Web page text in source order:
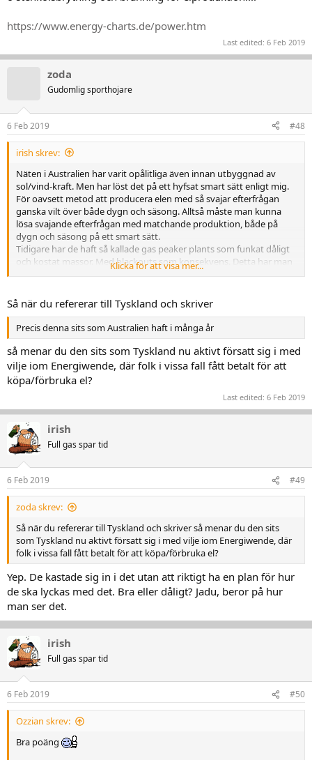
https://www.energy-charts.de/power.htm
Last edited: 6 Feb 2019
zoda
Gudomlig sporthojare
6 Feb 2019 #48
irish skrev:
Näten i Australien har varit opålitliga även innan utbyggnad av
sol/vind-kraft. Men har löst det på ett hyfsat smart sätt enligt mig.
För oavsett metod att producera elen med så svajar efterfrågan
ganska vilt över både dygn och säsong. Alltså måste man kunna
lösa svajande efterfrågan med matchande produktion, både på
dygn och säsong på ett smart sätt.
Tidigare har de haft så kallade gas peaker plants som funkat dåligt
och kostat massor. Med blackouts som konsekvens. Detta har man
reglerkraft. De har aldrig haft så stabilt nät innan och batteriet har
snart betalat sig självt i minskade utgifter till gaskraftverken.
Klicka för att visa mer...
Så när du refererar till Tyskland och skriver
Precis denna sits som Australien haft i många år
så menar du den sits som Tyskland nu aktivt försatt sig i med
vilje iom Energiwende, där folk i vissa fall fått betalt för att
köpa/förbruka el?
Last edited: 6 Feb 2019
irish
Full gas spar tid
6 Feb 2019 #49
zoda skrev:
Så när du refererar till Tyskland och skriver så menar du den sits
som Tyskland nu aktivt försatt sig i med vilje iom Energiwende, där
folk i vissa fall fått betalt för att köpa/förbruka el?
Yep. De kastade sig in i det utan att riktigt ha en plan för hur
de ska lyckas med det. Bra eller dåligt? Jadu, beror på hur
man ser det.
irish
Full gas spar tid
6 Feb 2019 #50
Ozzian skrev:
Bra poäng